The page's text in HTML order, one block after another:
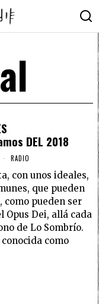
DEL 2018
RADIO
con unos ideales,
que pueden
como pueden ser
Opus Dei, allá cada
de Lo Sombrío.
como